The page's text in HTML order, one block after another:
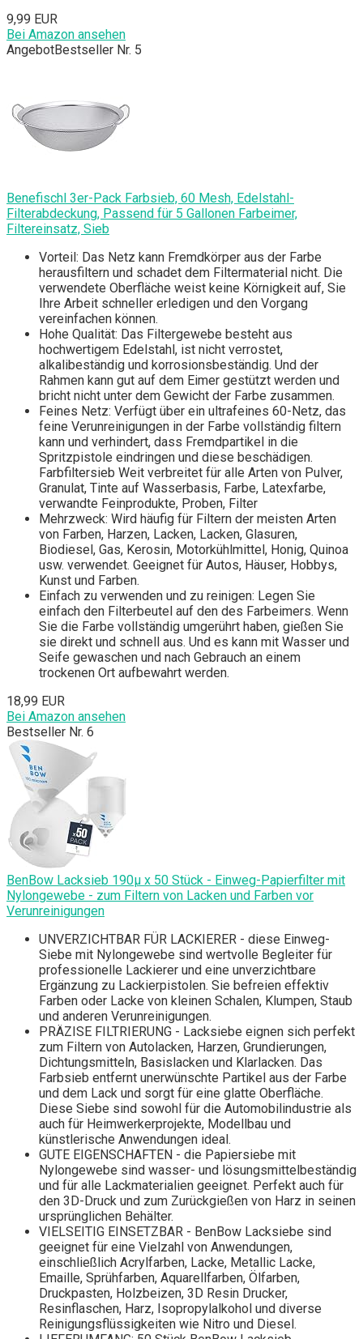
9,99 EUR
Bei Amazon ansehen
AngebotBestseller Nr. 5
Benefischl 3er-Pack Farbsieb, 60 Mesh, Edelstahl-
Filterabdeckung, Passend für 5 Gallonen Farbeimer,
Filtereinsatz, Sieb
Vorteil: Das Netz kann Fremdkörper aus der Farbe
herausfiltern und schadet dem Filtermaterial nicht. Die
verwendete Oberfläche weist keine Körnigkeit auf, Sie
Ihre Arbeit schneller erledigen und den Vorgang
vereinfachen können.
Hohe Qualität: Das Filtergewebe besteht aus
hochwertigem Edelstahl, ist nicht verrostet,
alkalibeständig und korrosionsbeständig. Und der
Rahmen kann gut auf dem Eimer gestützt werden und
bricht nicht unter dem Gewicht der Farbe zusammen.
Feines Netz: Verfügt über ein ultrafeines 60-Netz, das
feine Verunreinigungen in der Farbe vollständig filtern
kann und verhindert, dass Fremdpartikel in die
Spritzpistole eindringen und diese beschädigen.
Farbfiltersieb Weit verbreitet für alle Arten von Pulver,
Granulat, Tinte auf Wasserbasis, Farbe, Latexfarbe,
verwandte Feinprodukte, Proben, Filter
Mehrzweck: Wird häufig für Filtern der meisten Arten
von Farben, Harzen, Lacken, Lacken, Glasuren,
Biodiesel, Gas, Kerosin, Motorkühlmittel, Honig, Quinoa
usw. verwendet. Geeignet für Autos, Häuser, Hobbys,
Kunst und Farben.
Einfach zu verwenden und zu reinigen: Legen Sie
einfach den Filterbeutel auf den des Farbeimers. Wenn
Sie die Farbe vollständig umgerührt haben, gießen Sie
sie direkt und schnell aus. Und es kann mit Wasser und
Seife gewaschen und nach Gebrauch an einem
trockenen Ort aufbewahrt werden.
18,99 EUR
Bei Amazon ansehen
Bestseller Nr. 6
BenBow Lacksieb 190µ x 50 Stück - Einweg-Papierfilter mit
Nylongewebe - zum Filtern von Lacken und Farben vor
Verunreinigungen
UNVERZICHTBAR FÜR LACKIERER - diese Einweg-
Siebe mit Nylongewebe sind wertvolle Begleiter für
professionelle Lackierer und eine unverzichtbare
Ergänzung zu Lackierpistolen. Sie befreien effektiv
Farben oder Lacke von kleinen Schalen, Klumpen, Staub
und anderen Verunreinigungen.
PRÄZISE FILTRIERUNG - Lacksiebe eignen sich perfekt
zum Filtern von Autolacken, Harzen, Grundierungen,
Dichtungsmitteln, Basislacken und Klarlacken. Das
Farbsieb entfernt unerwünschte Partikel aus der Farbe
und dem Lack und sorgt für eine glatte Oberfläche.
Diese Siebe sind sowohl für die Automobilindustrie als
auch für Heimwerkerprojekte, Modellbau und
künstlerische Anwendungen ideal.
GUTE EIGENSCHAFTEN - die Papiersiebe mit
Nylongewebe sind wasser- und lösungsmittelbeständig
und für alle Lackmaterialien geeignet. Perfekt auch für
den 3D-Druck und zum Zurückgießen von Harz in seinen
ursprünglichen Behälter.
VIELSEITIG EINSETZBAR - BenBow Lacksiebe sind
geeignet für eine Vielzahl von Anwendungen,
einschließlich Acrylfarben, Lacke, Metallic Lacke,
Emaille, Sprühfarben, Aquarellfarben, Ölfarben,
Druckpasten, Holzbeizen, 3D Resin Drucker,
Resinflaschen, Harz, Isopropylalkohol und diverse
Reinigungsflüssigkeiten wie Nitro und Diesel.